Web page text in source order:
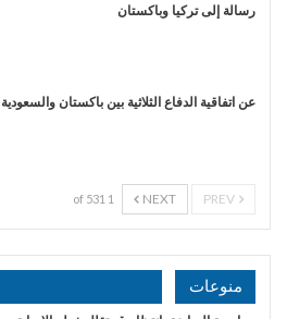
رسالة إلى تركيا وباكستان
عن اتفاقية الدفاع الثلاثية بين باكستان
NEXT
1 of 531
منوعات